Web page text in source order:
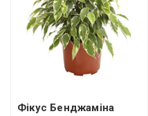
Фікус Бенджаміна